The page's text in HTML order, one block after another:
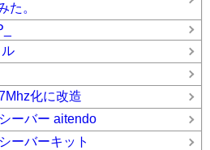
た。
化に改造
ーバー aitendo
ーバーキット